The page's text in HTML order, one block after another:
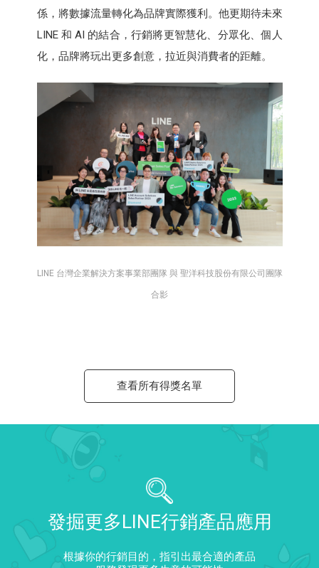
係，將數據流量轉化為品牌實際獲利。他更期待未來
LINE 和 AI 的結合，行銷將更智慧化、分眾化、個人
化，品牌將玩出更多創意，拉近與消費者的距離。
LINE 台灣企業解決方案事業部團隊 與 聖洋科技股份有限公司團隊
合影
查看所有得獎名單
發掘更多LINE行銷產品應用
根據你的行銷目的，指引出最合適的產品